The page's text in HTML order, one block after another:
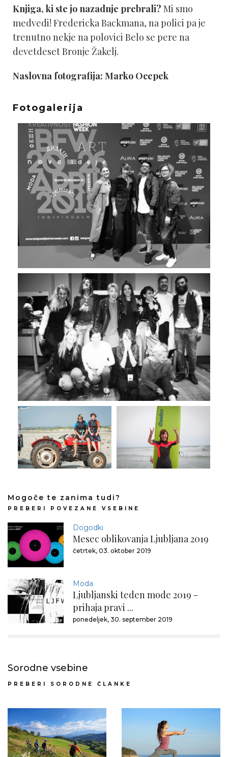
Knjiga, ki ste jo nazadnje prebrali? Mi smo
medvedi! Fredericka Backmana, na polici pa je
trenutno nekje na polovici Belo se pere na
devetdeset Bronje Žakelj.
Naslovna fotografija: Marko Ocepek
Fotogalerija
Mogoče te zanima tudi?
PREBERI POVEZANE VSEBINE
Dogodki
Mesec oblikovanja Ljubljana 2019
četrtek, 03. oktober 2019
Moda
Ljubljanski teden mode 2019 -
prihaja pravi ...
ponedeljek, 30. september 2019
Sorodne vsebine
PREBERI SORODNE ČLANKE